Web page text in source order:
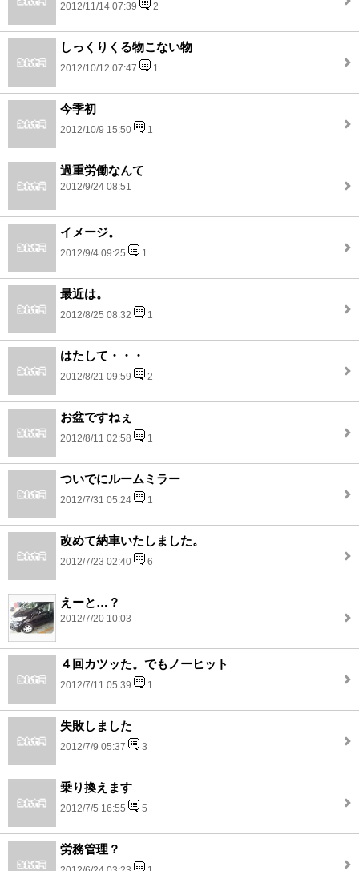
2012/11/14 07:39 2
しっくりくる物こない物
2012/10/12 07:47 1
今季初
2012/10/9 15:50 1
過重労働なんて
2012/9/24 08:51
イメージ。
2012/9/4 09:25 1
最近は。
2012/8/25 08:32 1
はたして・・・
2012/8/21 09:59 2
お盆ですねぇ
2012/8/11 02:58 1
ついでにルームミラー
2012/7/31 05:24 1
改めて納車いたしました。
2012/7/23 02:40 6
えーと…？
2012/7/20 10:03
４回カツッた。でもノーヒット
2012/7/11 05:39 1
失敗しました
2012/7/9 05:37 3
乗り換えます
2012/7/5 16:55 5
労務管理？